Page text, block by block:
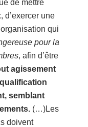
de mettre
d’exercer une
qui
pour la
, afin d’être
agissement
semblant
. (…)Les
doivent